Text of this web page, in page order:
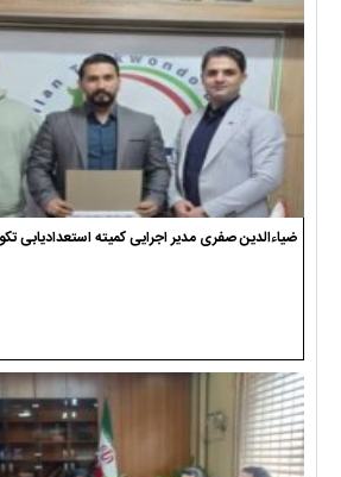
ضیاءالدین صفری مدیر اجرایی کمیته استعدادیابی